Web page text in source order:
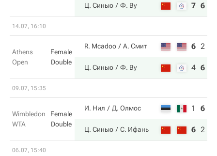
Ц. Синью Ф. Ву 7 6
14.07, 16:10
Athens
Open
Female
Double
R. Mcadoo А. Смит 6 2
Ц. Синью Ф. Ву 4 6
09.07, 15:35
Wimbledon
WTA
Female
Double
И. Нил Д. Олмос 1 6
Ц. Синью С. Ифань 6 2
06.07, 15:40